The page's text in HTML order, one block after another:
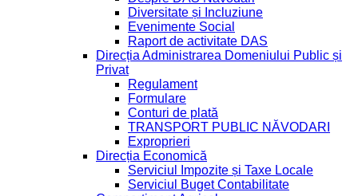
Diversitate și Incluziune
Evenimente Social
Raport de activitate DAS
Direcția Administrarea Domeniului Public și
Privat
Regulament
Formulare
Conturi de plată
TRANSPORT PUBLIC NĂVODARI
Exproprieri
Direcția Economică
Serviciul Impozite și Taxe Locale
Serviciul Buget Contabilitate